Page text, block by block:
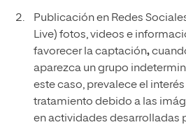
Publicación en Redes
Live) fotos, videos e
favorecer la captación,
aparezca un grupo
este caso, prevalece el
tratamiento debido a las
en actividades desarrolladas